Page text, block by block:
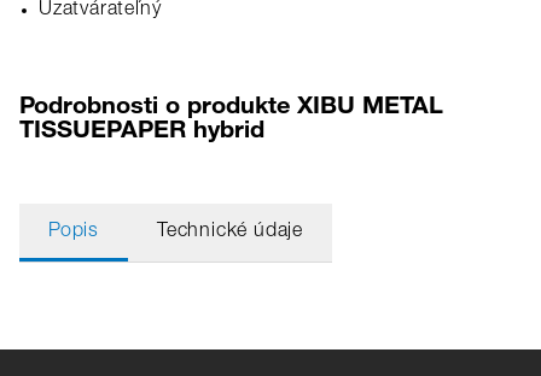
Uzatvárateľný
Podrobnosti o produkte XIBU METAL
TISSUEPAPER hybrid
Popis Technické údaje